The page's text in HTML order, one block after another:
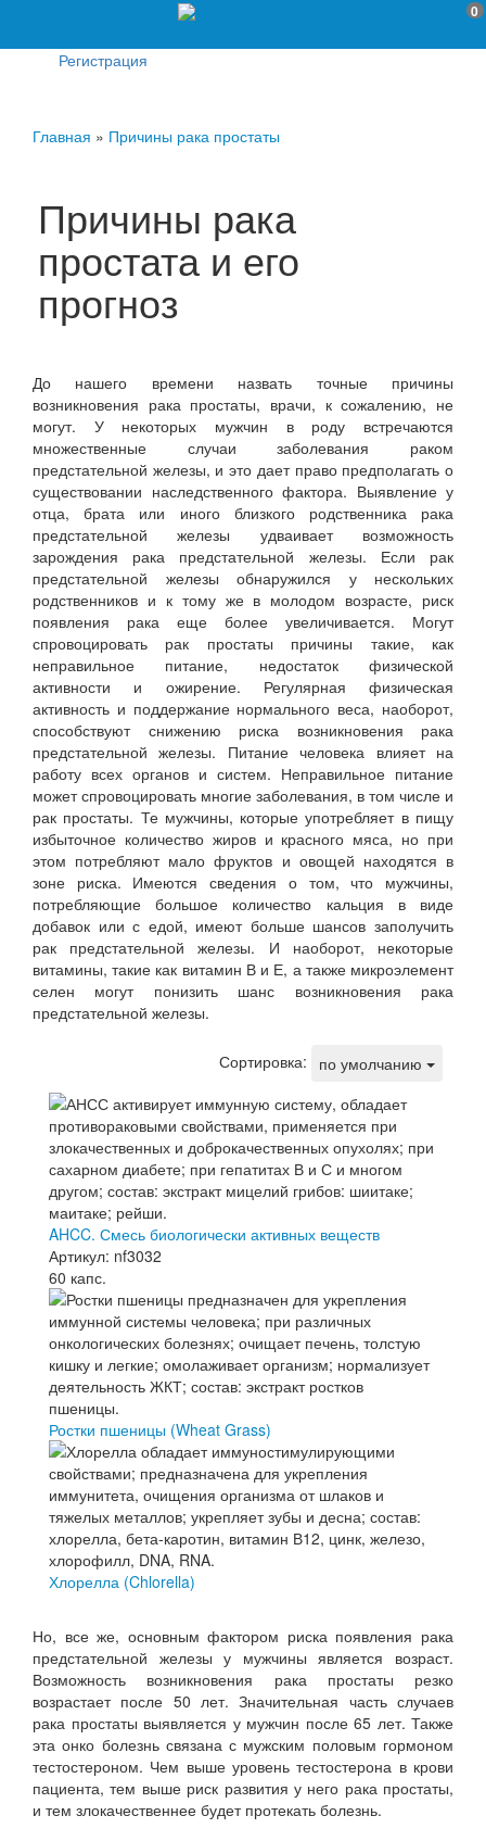
0
Регистрация
Главная » Причины рака простаты
Причины рака
простата и его
прогноз
До нашего времени назвать точные причины
возникновения рака простаты, врачи, к сожалению, не
могут. У некоторых мужчин в роду встречаются
множественные случаи заболевания раком
предстательной железы, и это дает право предполагать о
существовании наследственного фактора. Выявление у
отца, брата или иного близкого родственника рака
предстательной железы удваивает возможность
зарождения рака предстательной железы. Если рак
предстательной железы обнаружился у нескольких
родственников и к тому же в молодом возрасте, риск
появления рака еще более увеличивается. Могут
спровоцировать рак простаты причины такие, как
неправильное питание, недостаток физической
активности и ожирение. Регулярная физическая
активность и поддержание нормального веса, наоборот,
способствуют снижению риска возникновения рака
предстательной железы. Питание человека влияет на
работу всех органов и систем. Неправильное питание
может спровоцировать многие заболевания, в том числе и
рак простаты. Те мужчины, которые употребляет в пищу
избыточное количество жиров и красного мяса, но при
этом потребляют мало фруктов и овощей находятся в
зоне риска. Имеются сведения о том, что мужчины,
потребляющие большое количество кальция в виде
добавок или с едой, имеют больше шансов заполучить
рак предстательной железы. И наоборот, некоторые
витамины, такие как витамин В и Е, а также микроэлемент
селен могут понизить шанс возникновения рака
предстательной железы.
Сортировка: по умолчанию
AHCC. Смесь биологически активных веществ
Артикул: nf3032
60 капс.
Ростки пшеницы (Wheat Grass)
Хлорелла (Chlorella)
Но, все же, основным фактором риска появления рака
предстательной железы у мужчины является возраст.
Возможность возникновения рака простаты резко
возрастает после 50 лет. Значительная часть случаев
рака простаты выявляется у мужчин после 65 лет. Также
эта онко болезнь связана с мужским половым гормоном
тестостероном. Чем выше уровень тестостерона в крови
пациента, тем выше риск развития у него рака простаты,
и тем злокачественнее будет протекать болезнь.